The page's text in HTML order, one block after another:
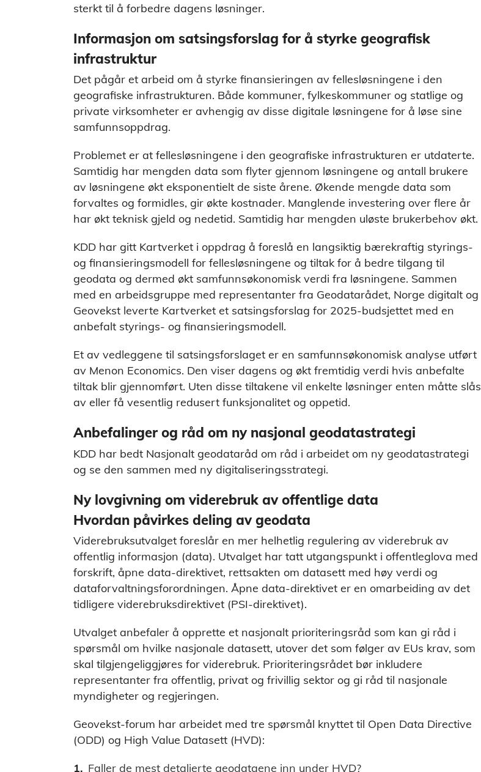
sterkt til å forbedre dagens løsninger.
Informasjon om satsingsforslag for å styrke geografisk
infrastruktur
Det pågår et arbeid om å styrke finansieringen av fellesløsningene i den
geografiske infrastrukturen. Både kommuner, fylkeskommuner og statlige og
private virksomheter er avhengig av disse digitale løsningene for å løse sine
samfunnsoppdrag.
Problemet er at fellesløsningene i den geografiske infrastrukturen er utdaterte.
Samtidig har mengden data som flyter gjennom løsningene og antall brukere
av løsningene økt eksponentielt de siste årene. Økende mengde data som
forvaltes og formidles, gir økte kostnader. Manglende investering over flere år
har økt teknisk gjeld og nedetid. Samtidig har mengden uløste brukerbehov økt.
KDD har gitt Kartverket i oppdrag å foreslå en langsiktig bærekraftig styrings-
og finansieringsmodell for fellesløsningene og tiltak for å bedre tilgang til
geodata og dermed økt samfunnsøkonomisk verdi fra løsningene. Sammen
med en arbeidsgruppe med representanter fra Geodatarådet, Norge digitalt og
Geovekst leverte Kartverket et satsingsforslag for 2025-budsjettet med en
anbefalt styrings- og finansieringsmodell.
Et av vedleggene til satsingsforslaget er en samfunnsøkonomisk analyse utført
av Menon Economics. Den viser dagens og økt fremtidig verdi hvis anbefalte
tiltak blir gjennomført. Uten disse tiltakene vil enkelte løsninger enten måtte slås
av eller få vesentlig redusert funksjonalitet og oppetid.
Anbefalinger og råd om ny nasjonal geodatastrategi
KDD har bedt Nasjonalt geodataråd om råd i arbeidet om ny geodatastrategi
og se den sammen med ny digitaliseringsstrategi.
Ny lovgivning om viderebruk av offentlige data
Hvordan påvirkes deling av geodata
Viderebruksutvalget foreslår en mer helhetlig regulering av viderebruk av
offentlig informasjon (data). Utvalget har tatt utgangspunkt i offentleglova med
forskrift, åpne data-direktivet, rettsakten om datasett med høy verdi og
dataforvaltningsforordningen. Åpne data-direktivet er en omarbeiding av det
tidligere viderebruksdirektivet (PSI-direktivet).
Utvalget anbefaler å opprette et nasjonalt prioriteringsråd som kan gi råd i
spørsmål om hvilke nasjonale datasett, utover det som følger av EUs krav, som
skal tilgjengeliggjøres for viderebruk. Prioriteringsrådet bør inkludere
representanter fra offentlig, privat og frivillig sektor og gi råd til nasjonale
myndigheter og regjeringen.
Geovekst-forum har arbeidet med tre spørsmål knyttet til Open Data Directive
(ODD) og High Value Datasett (HVD):
Faller de mest detaljerte geodataene inn under HVD?